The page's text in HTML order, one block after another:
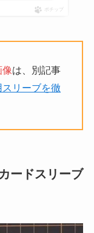
ポチップ
像は、別記事
リーブを徹
ードスリーブ